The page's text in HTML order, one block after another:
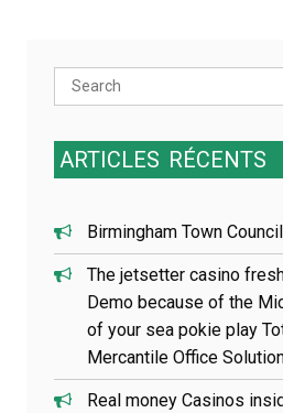
Search
for:
ARTICLES RÉCENTS
Birmingham Town
The jetsetter casino
Demo because of the
of your sea pokie play
Mercantile Office
Real money Casinos